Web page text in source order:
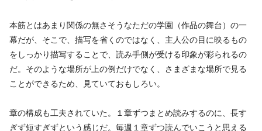
本筋とはあまり関係の無さそうなただの学園（作品の舞台）の一
幕だが、そこで、描写を省くのではなく、主人公の目に映るもの
をしっかり描写することで、読み手側が受ける印象が彩られるの
だ。そのような場所が上の例だけでなく、さまざまな場所で見る
ことができるため、見ていておもしろい。
章の構成も工夫されていた。１章ずつまとめ読みするのに、長す
ぎず短すぎずという感じだ。毎週１章ずつ読んでいこうと思える